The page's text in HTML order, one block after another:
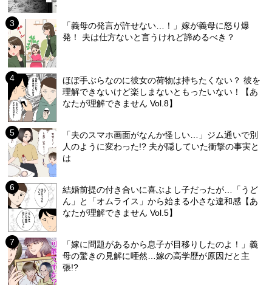
「義母の発言が許せない…！」嫁が義母に怒り爆
発！ 夫は仕方ないと言うけれど諦めるべき？
ほぼ手ぶらなのに彼女の荷物は持ちたくない？ 彼を
理解できないけど楽しまないともったいない！【あ
なたが理解できません Vol.8】
「夫のスマホ画面がなんか怪しい…」ジム通いで別
人のように変わった!? 夫が隠していた衝撃の事実と
は
結婚前提の付き合いに喜ぶよし子だったが…「うど
ん」と「オムライス」から始まる小さな違和感【あ
なたが理解できません Vol.5】
「嫁に問題があるから息子が目移りしたのよ！」義
母の驚きの見解に唖然…嫁の高学歴が原因だと主
張!?